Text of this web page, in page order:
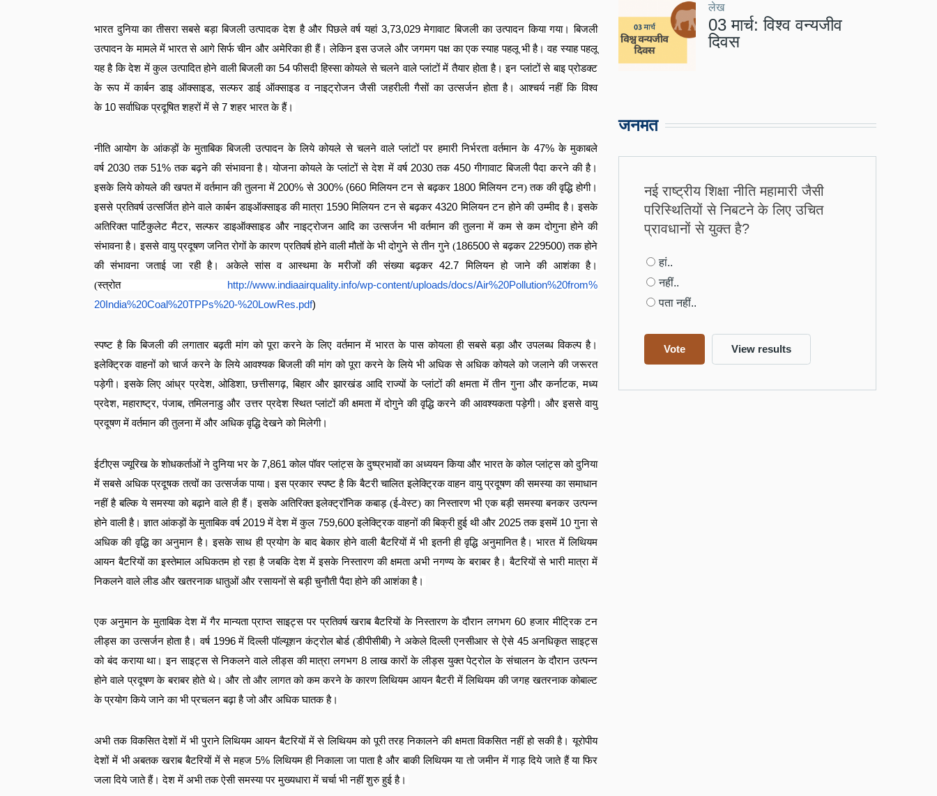
भारत दुनिया का तीसरा सबसे बड़ा बिजली उत्पादक देश है और पिछले वर्ष यहां 3,73,029मेगावाट बिजली का उत्पादन किया गया। बिजली
उत्पादन के मामले में भारत से आगे सिर्फ चीन और अमेरिका ही हैं। लेकिन इस उजले और जगमग पक्ष का एक स्याह पहलू भी है। वह स्याह पहलू
यह है कि देश में कुल उत्पादित होने वाली बिजली का 54फीसदी हिस्सा कोयले से चलने वाले प्लांटों में तैयार होता है। इन प्लांटों से बाइ प्रोडक्ट
के रूप में कार्बन डाइ ऑक्साइड,सल्फर डाई ऑक्साइड व नाइट्रोजन जैसी जहरीली गैसों का उत्सर्जन होता है। आश्चर्य नहीं कि विश्व
के 10सर्वाधिक प्रदूषित शहरों में से7शहर भारत के हैं।
नीति आयोग के आंकड़ों के मुताबिक बिजली उत्पादन के लिये कोयले से चलने वाले प्लांटों पर हमारी निर्भरता वर्तमान के 47%के मुकाबले
वर्ष 2030तक 51%तक बढ़ने की संभावना है। योजना कोयले के प्लांटों से देश में वर्ष 2030तक 450गीगावाट बिजली पैदा करने की है।
इसके लिये कोयले की खपत में वर्तमान की तुलना में 200%से 300% (660मिलियन टन से बढ़कर 1800मिलियन टन) तक की वृद्धि होगी।
इससे प्रतिवर्ष उत्सर्जित होने वाले कार्बन डाइऑक्साइड की मात्रा 1590मिलियन टन से बढ़कर4320मिलियन टन होने की उम्मीद है। इसके
अतिरिक्त पार्टिकुलेट मैटर,सल्फर डाइऑक्साइड और नाइट्रोजन आदि का उत्सर्जन भी वर्तमान की तुलना में कम से कम दोगुना होने की
संभावना है। इससे वायु प्रदूषण जनित रोगों के कारण प्रतिवर्ष होने वाली मौतों के भी दोगुने से तीन गुने (186500से बढ़कर 229500)तक होने
की संभावना जताई जा रही है। अकेले सांस व आस्थमा के मरीजों की संख्या बढ़कर42.7मिलियन हो जाने की आशंका है।
(स्त्रोत
http://www.indiaairquality.info/wp-content/uploads/docs/Air%20Pollution%20from%
20India%20Coal%20TPPs%20-%20LowRes.pdf)
स्पष्ट है कि बिजली की लगातार बढ़ती मांग को पूरा करने के लिए वर्तमान में भारत के पास कोयला ही सबसे बड़ा और उपलब्ध विकल्प है।
इलेक्ट्रिक वाहनों को चार्ज करने के लिये आवश्यक बिजली की मांग को पूरा करने के लिये भी अधिक से अधिक कोयले को जलाने की जरूरत
पड़ेगी। इसके लिए आंध्र प्रदेश,ओडिशा,छत्तीसगढ़,बिहार और झारखंड आदि राज्यों के प्लांटों की क्षमता में तीन गुना और कर्नाटक,मध्य
प्रदेश,महाराष्ट्र,पंजाब,तमिलनाडु और उत्तर प्रदेश स्थित प्लांटों की क्षमता में दोगुने की वृद्धि करने की आवश्यकता पड़ेगी। और इससे वायु
प्रदूषण में वर्तमान की तुलना में और अधिक वृद्धि देखने को मिलेगी।
ईटीएस ज्यूरिख के शोधकर्ताओं ने दुनिया भर के7,861कोल पॉवर प्लांट्स के दुष्प्रभावों का अध्ययन किया और भारत के कोल प्लांट्स को दुनिया
में सबसे अधिक प्रदूषक तत्वों का उत्सर्जक पाया। इस प्रकार स्पष्ट है कि बैटरी चालित इलेक्ट्रिक वाहन वायु प्रदूषण की समस्या का समाधान
नहीं है बल्कि ये समस्या को बढ़ाने वाले ही हैं। इसके अतिरिक्त इलेक्ट्रॉनिक कबाड़ (ई-वेस्ट) का निस्तारण भी एक बड़ी समस्या बनकर उत्पन्न
होने वाली है। ज्ञात आंकड़ों के मुताबिक वर्ष 2019में देश में कुल 759,600इलेक्ट्रिक वाहनों की बिक्री हुई थी और 2025तक इसमें 10गुना से
अधिक की वृद्धि का अनुमान है। इसके साथ ही प्रयोग के बाद बेकार होने वाली बैटरियों में भी इतनी ही वृद्धि अनुमानित है। भारत में लिथियम
आयन बैटरियों का इस्तेमाल अधिकतम हो रहा है जबकि देश में इसके निस्तारण की क्षमता अभी नगण्य के बराबर है। बैटरियों से भारी मात्रा में
निकलने वाले लीड और खतरनाक धातुओं और रसायनों से बड़ी चुनौती पैदा होने की आशंका है।
एक अनुमान के मुताबिक देश में गैर मान्यता प्राप्त साइट्स पर प्रतिवर्ष खराब बैटरियों के निस्तारण के दौरान लगभग60हजार मीट्रिक टन
लीड्स का उत्सर्जन होता है। वर्ष 1996में दिल्ली पॉल्यूशन कंट्रोल बोर्ड (डीपीसीबी) ने अकेले दिल्ली एनसीआर से ऐसे 45अनधिकृत साइट्स
को बंद कराया था। इन साइट्स से निकलने वाले लीड्स की मात्रा लगभग 8लाख कारों के लीड्स युक्त पेट्रोल के संचालन के दौरान उत्पन्न
होने वाले प्रदूषण के बराबर होते थे। और तो और लागत को कम करने के कारण लिथियम आयन बैटरी में लिथियम की जगह खतरनाक कोबाल्ट
के प्रयोग किये जाने का भी प्रचलन बढ़ा है जो और अधिक घातक है।
अभी तक विकसित देशों में भी पुराने लिथियम आयन बैटरियों में से लिथियम को पूरी तरह निकालने की क्षमता विकसित नहीं हो सकी है। यूरोपीय
देशों में भी अबतक खराब बैटरियों में से महज 5%लिथियम ही निकाला जा पाता है और बाकी लिथियम या तो जमीन में गाड़ दिये जाते हैं या फिर
जला दिये जाते हैं। देश में अभी तक ऐसी समस्या पर मुख्यधारा में चर्चा भी नहीं शुरु हुई है।
लेख
03 मार्च: विश्व वन्यजीव
दिवस
जनमत
नई राष्ट्रीय शिक्षा नीति महामारी जैसी
परिस्थितियों से निबटने के लिए उचित
प्रावधानों से युक्त है?
Choices
हां..
नहीं..
पता नहीं..